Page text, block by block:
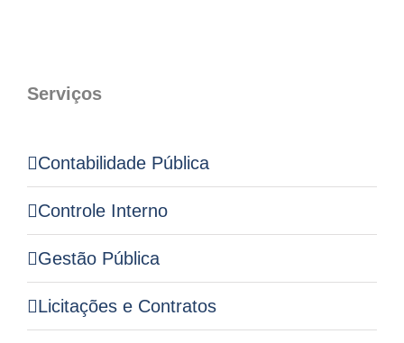
Serviços
Contabilidade Pública
Controle Interno
Gestão Pública
Licitações e Contratos